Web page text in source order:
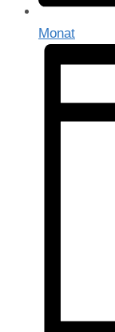
Monat